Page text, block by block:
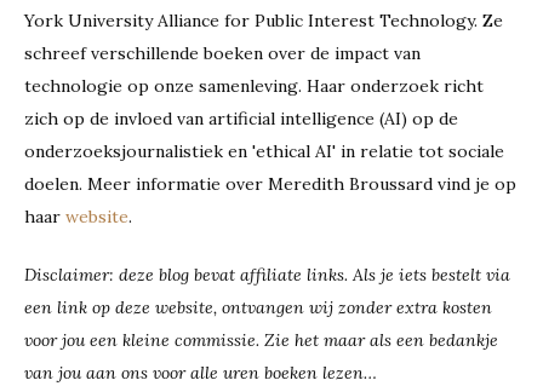
York University Alliance for Public Interest Technology. Ze
schreef verschillende boeken over de impact van
technologie op onze samenleving. Haar onderzoek richt
zich op de invloed van artificial intelligence (AI) op de
onderzoeksjournalistiek en 'ethical AI' in relatie tot sociale
doelen. Meer informatie over Meredith Broussard vind je op
haar website.
Disclaimer: deze blog bevat affiliate links. Als je iets bestelt via
een link op deze website, ontvangen wij zonder extra kosten
voor jou een kleine commissie. Zie het maar als een bedankje
van jou aan ons voor alle uren boeken lezen…